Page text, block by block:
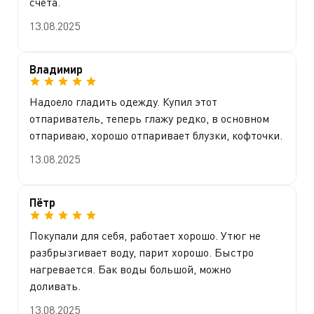
13.08.2025
Владимир
Надоело гладить одежду. Купил этот
отпариватель, теперь глажу редко, в основном
отпариваю, хорошо отпаривает блузки, кофточки.
13.08.2025
Пётр
Покупали для себя, работает хорошо. Утюг не
разбрызгивает воду, парит хорошо. Быстро
нагревается. Бак воды большой, можно
доливать.
13.08.2025